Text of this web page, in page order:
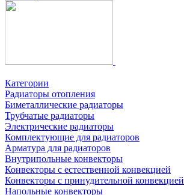
Категории
Радиаторы отопления
Биметаллические радиаторы
Трубчатые радиаторы
Электрические радиаторы
Комплектующие для радиаторов
Арматура для радиаторов
Внутрипольные конвекторы
Конвекторы с естественной конвекцией
Конвекторы с принудительной конвекцией
Напольные конвекторы